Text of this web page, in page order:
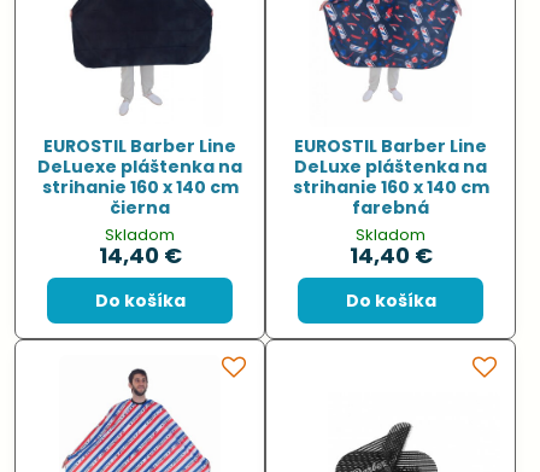
EUROSTIL Barber Line
DeLuexe pláštenka na
strihanie 160 x 140 cm
čierna
Skladom
14,40 €
Do košíka
EUROSTIL Barber Line
DeLuxe pláštenka na
strihanie 160 x 140 cm
farebná
Skladom
14,40 €
Do košíka